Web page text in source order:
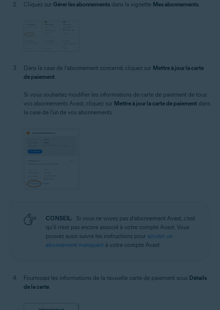
Cliquez sur Gérer les abonnements dans la vignette Mes abonnements.
Dans la case de l'abonnement concerné, cliquez sur Mettre à jour la carte
de paiement.
Si vous souhaitez modifier les informations de carte de paiement de tous
vos abonnements Avast, cliquez sur Mettre à jour la carte de paiement dans
la case de l'un de vos abonnements.
CONSEIL:
Si vous ne voyez pas d’abonnement Avast, c’est
qu’il n’est pas encore associé à votre compte Avast. Vous
pouvez aussi suivre les instructions pour ajouter un
abonnement manquant à votre compte Avast.
Fournissez les informations de la nouvelle carte de paiement sous Détails
de la carte